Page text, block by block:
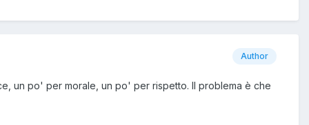
Author
un po' per morale, un po' per rispetto. Il problema è che